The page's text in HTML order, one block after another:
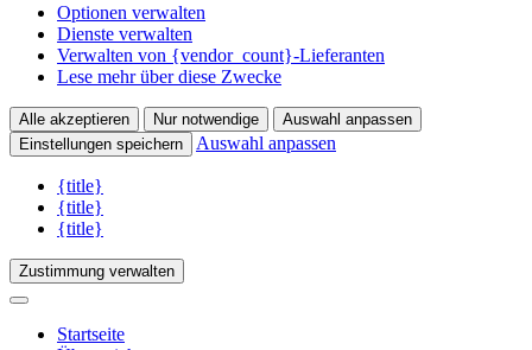
Optionen verwalten
Dienste verwalten
Verwalten von {vendor_count}-Lieferanten
Lese mehr über diese Zwecke
Alle akzeptieren Nur notwendige
Auswahl anpassen
Einstellungen speichern
Auswahl anpassen
{title}
{title}
{title}
Zustimmung verwalten
Startseite